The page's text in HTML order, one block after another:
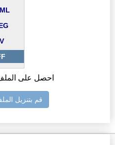
3) احصل على
قم بتنزيل